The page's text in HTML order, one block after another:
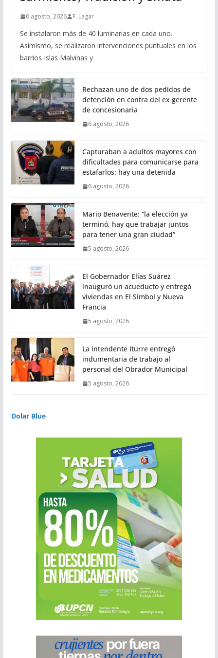
6 agosto, 2026 F. Lagar
Se instalaron más de 40 luminarias en cada uno.
Asimismo, se realizaron intervenciones puntuales en los
barrios Islas Malvinas y
Rechazan uno de dos pedidos de
detención en contra del ex gerente
de concesionaria
6 agosto, 2026
Capturaban a adultos mayores con
dificultades para comunicarse para
estafarlos: hay una detenida
6 agosto, 2026
Mario Benavente: “la elección ya
terminó, hay que trabajar juntos
para tener una gran ciudad”
5 agosto, 2026
El Gobernador Elías Suárez
inauguró un acueducto y entregó
viviendas en El Simbol y Nueva
Francia
5 agosto, 2026
La intendente Iturre entregó
indumentaria de trabajo al
personal del Obrador Municipal
5 agosto, 2026
Dolar Blue